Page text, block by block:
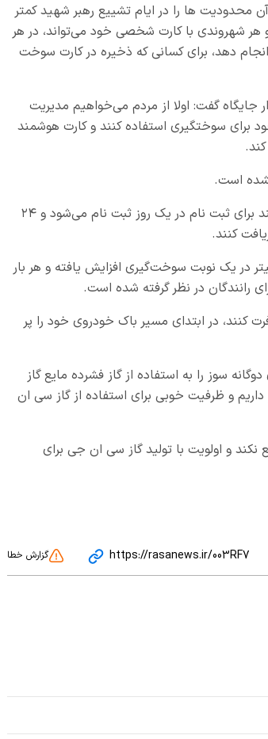
ها را در ایام تشییع رهبر شهید کمتر
نظر اضافه کردیم و هر شهروندی با کارت شخصی خود می‌تواند، در هر
انجام دهد، برای کسانی که ذخیره در کارت سوخت
گفت: اولا از مردم می‌خواهیم مدیریت
سوختگیری استفاده کنند و کارت هوشمند
است.
همچنین برای دریافت کارت هوشمند المثنی می‌توانند یک روزه اقدام کنند برای ثبت نام در یک روز ثبت نام می‌شود و ۲۴
کنند.
کرمی همچنین گفت در ۱۵ استان کارت جایگاه از ۲۵ لیتر به ۳۵ لیتر در یک نوبت سوخت‌گیری افزایش یافته و هر بار
کنند، در ابتدای مسیر باک خودروی خود را پر
سوز را به استفاده از گاز فشرده مایع گاز
خودرو دوگانه سوز داریم و ظرفیت خوبی برای استفاده از گاز سی ان
و اولویت با تولید گاز سی ان جی برای
https://rasanews.ir/003RF7 گزارش خطا